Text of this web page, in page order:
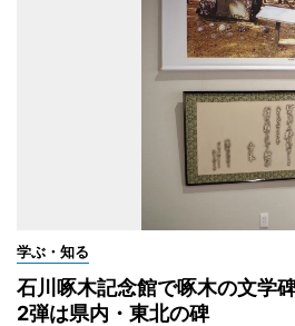
学ぶ・知る
石川啄木記念館で啄木の文学
2弾は県内・東北の碑